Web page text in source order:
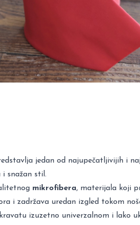
jedan od najupečatljivijih i
i snažan stil.
mikrofibera, materijala koji
i zadržava uredan izgled tokom
izuzetno univerzalnom i lako